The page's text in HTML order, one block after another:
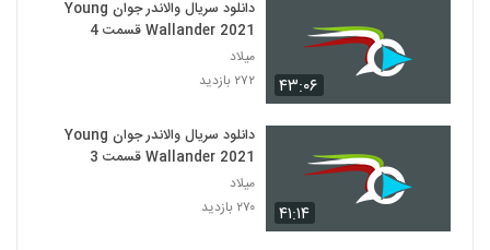
۴۳:۰۶
دانلود سریال والاندر جوان Young
Wallander 2021 قسمت 4
میلاد
۲۷۲ بازدید
۴۱:۱۴
دانلود سریال والاندر جوان Young
Wallander 2021 قسمت 3
میلاد
۲۷۰ بازدید